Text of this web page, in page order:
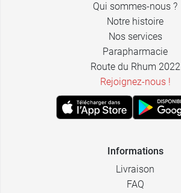
Qui sommes-nous ?
Notre histoire
Nos services
Parapharmacie
Route du Rhum 2022
Rejoignez-nous !
Informations
Livraison
FAQ